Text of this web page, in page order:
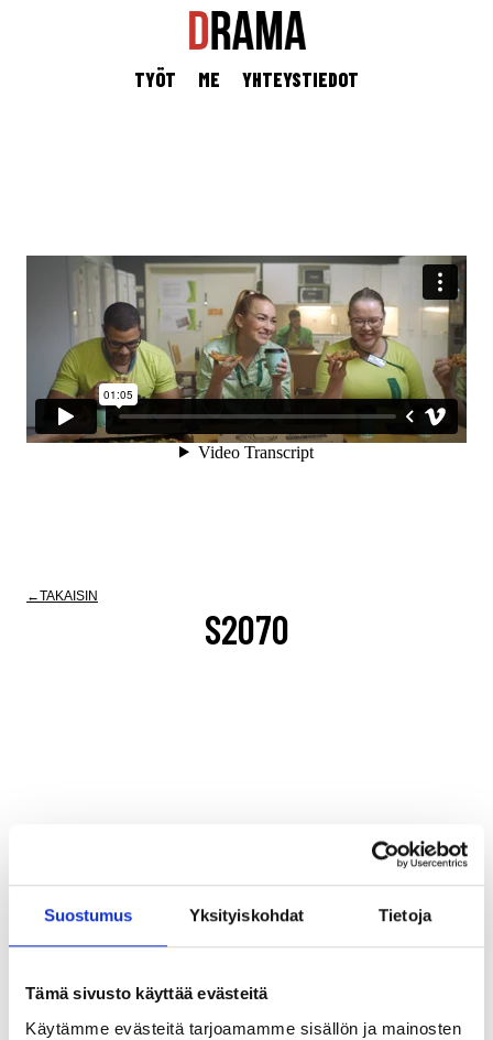
Suostumus Yksityiskohdat Tietoja
Tämä sivusto käyttää evästeitä
Käytämme evästeitä tarjoamamme sisällön ja mainosten
TYÖT ME YHTEYSTIEDOT
TAKAISIN
S2070